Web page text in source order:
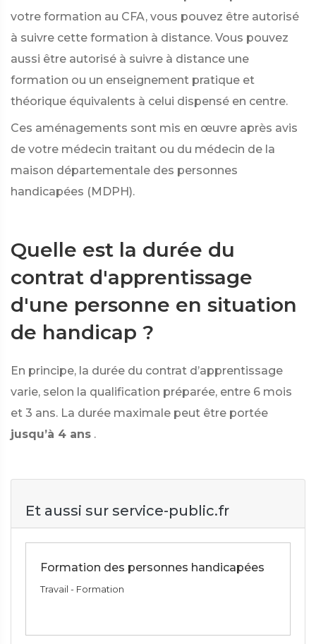
votre formation au CFA, vous pouvez être autorisé
à suivre cette formation à distance. Vous pouvez
aussi être autorisé à suivre à distance une
formation ou un enseignement pratique et
théorique équivalents à celui dispensé en centre.
Ces aménagements sont mis en œuvre après avis
de votre médecin traitant ou du médecin de la
maison départementale des personnes
handicapées (MDPH).
Quelle est la durée du
contrat d'apprentissage
d'une personne en situation
de handicap ?
En principe, la durée du contrat d’apprentissage
varie, selon la qualification préparée, entre 6 mois
et 3 ans. La durée maximale peut être portée
jusqu’à 4 ans .
Et aussi sur service-public.fr
Formation des personnes handicapées
Travail - Formation